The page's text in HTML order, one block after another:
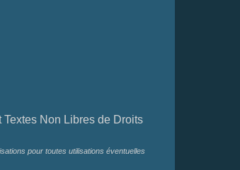
Textes Non Libres de Droits
pour toutes utilisations éventuelles